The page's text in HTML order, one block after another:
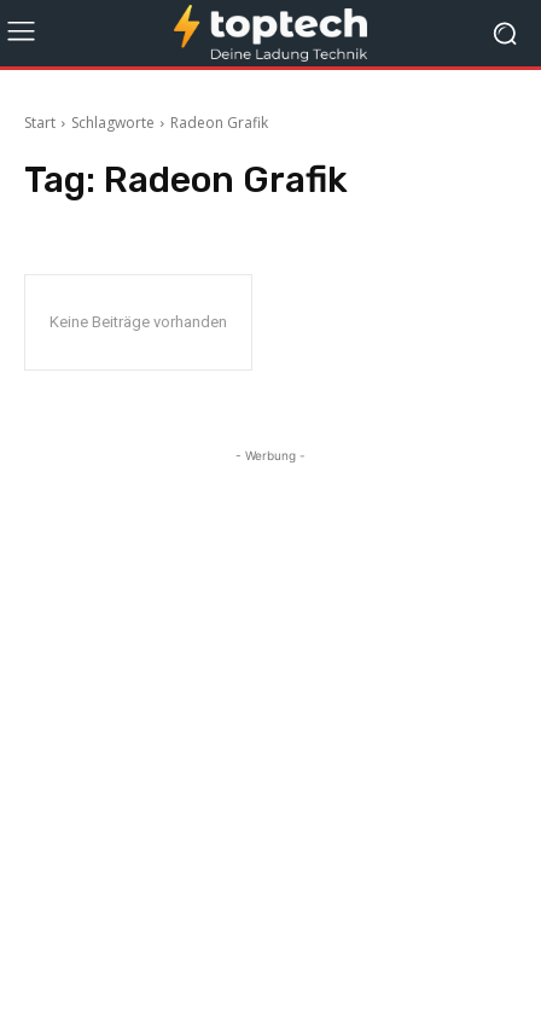
Start Schlagworte Radeon Grafik
Tag: Radeon Grafik
Keine Beiträge vorhanden
- Werbung -